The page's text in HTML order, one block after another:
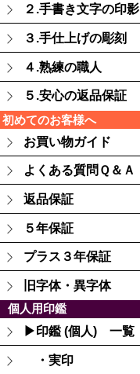
２.手書き文字の印影
３.手仕上げの彫刻
４.熟練の職人
５.安心の返品保証
初めてのお客様へ
お買い物ガイド
よくある質問Ｑ＆Ａ
返品保証
５年保証
プラス３年保証
旧字体・異字体
個人用印鑑
▶印鑑 (個人) 一覧
・実印